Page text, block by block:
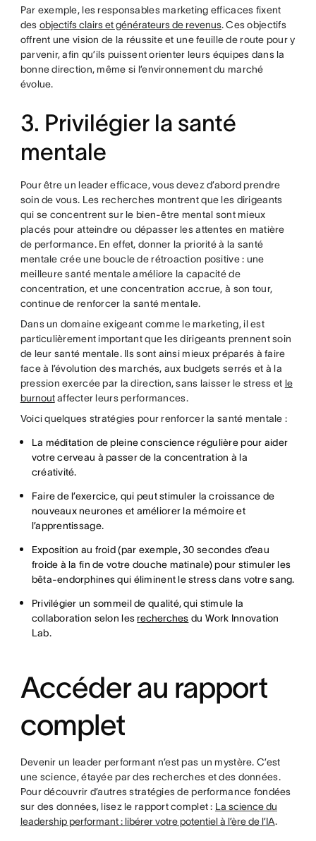
Par exemple, les responsables marketing efficaces fixent
des objectifs clairs et générateurs de revenus. Ces objectifs
offrent une vision de la réussite et une feuille de route pour y
parvenir, afin qu’ils puissent orienter leurs équipes dans la
bonne direction, même si l’environnement du marché
évolue.
3. Privilégier la santé
mentale
Pour être un leader efficace, vous devez d’abord prendre
soin de vous. Les recherches montrent que les dirigeants
qui se concentrent sur le bien-être mental sont mieux
placés pour atteindre ou dépasser les attentes en matière
de performance. En effet, donner la priorité à la santé
mentale crée une boucle de rétroaction positive : une
meilleure santé mentale améliore la capacité de
concentration, et une concentration accrue, à son tour,
continue de renforcer la santé mentale.
Dans un domaine exigeant comme le marketing, il est
particulièrement important que les dirigeants prennent soin
de leur santé mentale. Ils sont ainsi mieux préparés à faire
face à l’évolution des marchés, aux budgets serrés et à la
pression exercée par la direction, sans laisser le stress et le
burnoutaffecter leurs performances.
Voici quelques stratégies pour renforcer la santé mentale :
La méditation de pleine conscience régulière pour aider
votre cerveau à passer de la concentration à la
créativité.
Faire de l’exercice, qui peut stimuler la croissance de
nouveaux neurones et améliorer la mémoire et
l’apprentissage.
Exposition au froid (par exemple, 30 secondes d’eau
froide à la fin de votre douche matinale) pour stimuler les
bêta-endorphines qui éliminent le stress dans votre sang.
Privilégier un sommeil de qualité, qui stimule la
collaboration selon lesrecherches du Work Innovation
Lab.
Accéder au rapport
complet
Devenir un leader performant n’est pas un mystère. C’est
une science, étayée par des recherches et des données.
Pour découvrir d’autres stratégies de performance fondées
sur des données, lisez le rapport complet : La science du
leadership performant : libérer votre potentiel à l’ère de l’IA.